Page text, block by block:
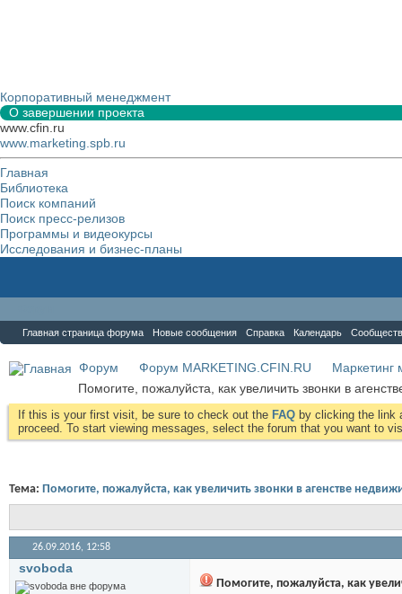
Корпоративный менеджмент
О завершении проекта
www.cfin.ru
www.marketing.spb.ru
Главная
Библиотека
Поиск компаний
Поиск пресс-релизов
Программы и видеокурсы
Исследования и бизнес-планы
Главная страница форума Новые сообщения Справка Календарь
Форум Форум MARKETING.CFIN.RU
Маркетинг
Помогите, пожалуйста, как увеличить звонки в
If this is your first visit, be sure to check out the FAQ by clicking the link
proceed. To start viewing messages, select the forum that you want to
Тема: Помогите, пожалуйста, как увеличить звонки в агенстве
26.09.2016, 12:58
svoboda
Помогите, пожалуйста, как